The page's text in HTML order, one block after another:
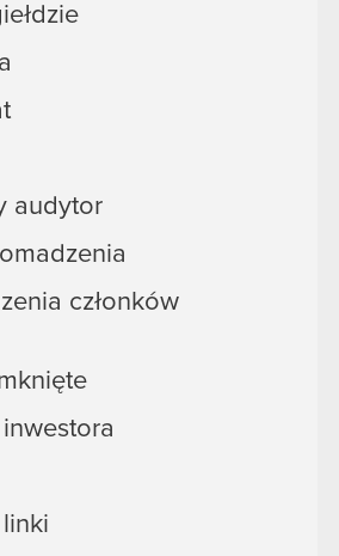
audytor
członków